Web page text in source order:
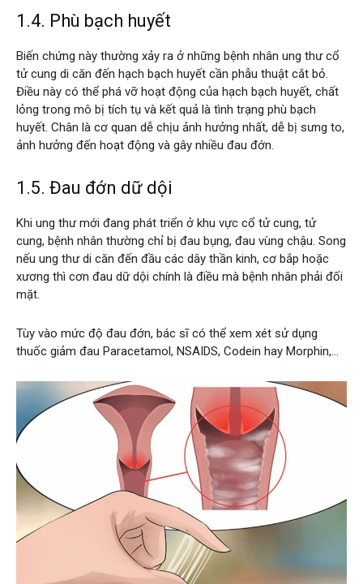
1.4. Phù bạch huyết
Biến chứng này thường xảy ra ở những bệnh nhân ung thư cổ
tử cung di căn đến hạch bạch huyết cần phẫu thuật cắt bỏ.
Điều này có thể phá vỡ hoạt động của hạch bạch huyết, chất
lỏng trong mô bị tích tụ và kết quả là tình trạng phù bạch
huyết. Chân là cơ quan dễ chịu ảnh hưởng nhất, dễ bị sưng to,
ảnh hưởng đến hoạt động và gây nhiều đau đớn.
1.5. Đau đớn dữ dội
Khi ung thư mới đang phát triển ở khu vực cổ tử cung, tử
cung, bệnh nhân thường chỉ bị đau bụng, đau vùng chậu. Song
nếu ung thư di căn đến đầu các dây thần kinh, cơ bắp hoặc
xương thì cơn đau dữ dội chính là điều mà bệnh nhân phải đối
mặt.
Tùy vào mức độ đau đớn, bác sĩ có thể xem xét sử dụng
thuốc giảm đau Paracetamol, NSAIDS, Codein hay Morphin,…